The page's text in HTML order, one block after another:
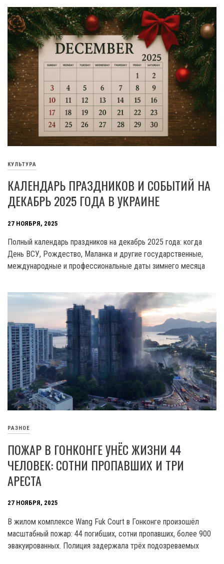
КУЛЬТУРА
КАЛЕНДАРЬ ПРАЗДНИКОВ И СОБЫТИЙ НА
ДЕКАБРЬ 2025 ГОДА В УКРАИНЕ
27 НОЯБРЯ, 2025
Полный календарь праздников на декабрь 2025 года: когда
День ВСУ, Рождество, Маланка и другие государственные,
международные и профессиональные даты зимнего месяца
РАЗНОЕ
ПОЖАР В ГОНКОНГЕ УНЁС ЖИЗНИ 44
ЧЕЛОВЕК: СОТНИ ПРОПАВШИХ И ТРИ
АРЕСТА
27 НОЯБРЯ, 2025
В жилом комплексе Wang Fuk Court в Гонконге произошёл
масштабный пожар: 44 погибших, сотни пропавших, более 900
эвакуированных. Полиция задержала трёх подозреваемых